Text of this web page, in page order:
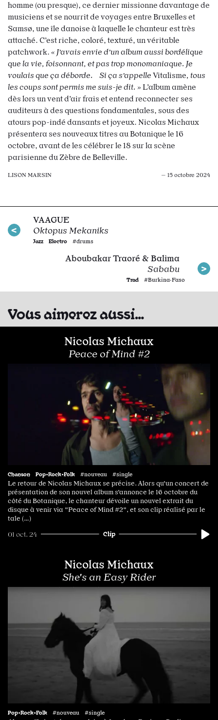
homme (ou presque), ce dernier missionne davantage de
musiciens et se nourrit de voyages entre Bruxelles et
Samsø, une île danoise à laquelle le chanteur est très
attaché. C’est riche, coloré, texturé, un véritable
patchwork. « J’avais envie d’un album aussi bordélique
que la vie, foisonnant, et pas trop monomaniaque. Je
voulais que ça déborde. Si ça s’appelle Vitalisme, tous
les coups sont permis me suis-je dit. » L’album amène
dès lors un vent d’air frais et entend reconnecter ses
auditeurs à des questions fondamentales, sous des
atours pop-indé dansants et joyeux. Nicolas Michaux
présentera ses nouveaux titres au Botanique le 16
octobre, avant de les célébrer le 18 sur la scène
parisienne du Zèbre de Belleville.
LISON MARSIN — 15 octobre 2024
VAAGUE
Oktopus Mekaniks
Jazz Electro #drums
Aboubakar Traoré & Balima
Sababu
Trad #Burkina·Faso
Vous aimerez aussi…
Nicolas Michaux
Peace of Mind #2
Chanson Pop•Rock•Folk #nouveau #single
Le retour de Nicolas Michaux se précise. Alors qu'un concert de
présentation de son nouvel album s'annonce le 16 octobre du
côté du Botanique, le chanteur dévoile un nouvel extrait du
disque à venir via "Peace of Mind #2", et son clip réalisé par le
tale (…)
01 oct. 24 Clip
Nicolas Michaux
She's an Easy Rider
Pop•Rock•Folk #nouveau #single